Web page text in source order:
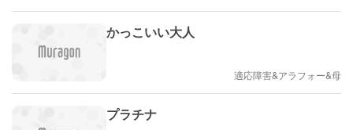
かっこいい大人
適応障害&アラフォー&母
プラチナ